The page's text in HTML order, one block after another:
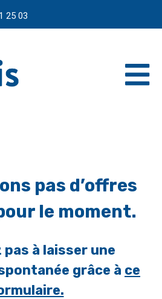
25 03
pas d’offres
le moment.
pas à laisser une
grâce à ce